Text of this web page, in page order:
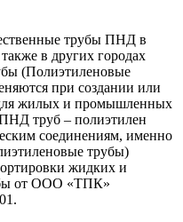
трубы ПНД в
в других городах
(Полиэтиленовые
при создании или
жилых и промышленных
труб – полиэтилен
соединениям, именно
трубы)
жидких и
от ООО «ТПК»